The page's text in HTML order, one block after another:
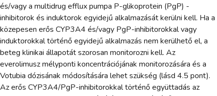
és/vagy a multidrug efflux pumpa P-glikoprotein (PgP) -
inhibitorok és induktorok egyidejű alkalmazását kerülni kell. Ha a
közepesen erős CYP3A4 és/vagy PgP-inhibitorokkal vagy
induktorokkal történő egyidejű alkalmazás nem kerülhető el, a
beteg klinikai állapotát szorosan monitorozni kell. Az
everolimusz mélyponti koncentrációjának monitorozására és a
Votubia dózisának módosítására lehet szükség (lásd 4.5 pont).
Az erős CYP3A4/PgP-inhibitorokkal történő együttadás az